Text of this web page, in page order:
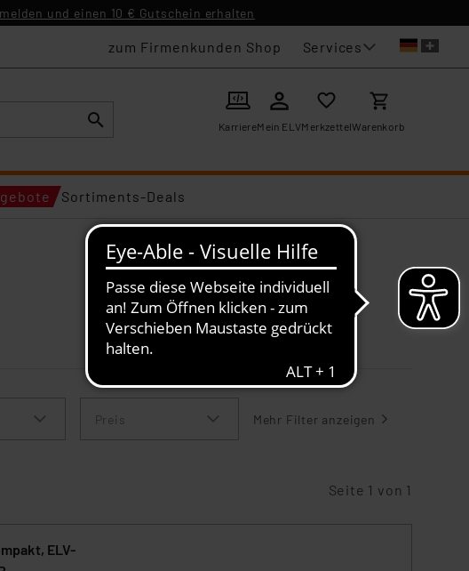
und einen 10 € Gutschein erhalten
zum Firmenkunden Shop Services
KarriereMein ELVMerkzettelWarenkorb
Sortiments-Deals
Preis Mehr Filter anzeigen
Seite 1 von 1
ELV-